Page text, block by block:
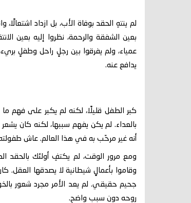
لم ينتهِ الحقد بوفاة الأب، بل ازداد
بعين الشفقة والرحمة، نظروا إليه بعين
عمياء، ولم يفرقوا بين رجلٍ راحل وطفلٍ
يدافع عنه.
كبر الطفل قليلًا، لكنه لم يكبر على فهم
بالعداء. لم يكن يفهم سببها، لكنه كان
أنه غير مرحّب به في هذا العالم. عاش
ومع مرور الوقت، لم يكتفِ أولئك بالحقد
وقاموا بأعمالٍ شيطانية لا يصدقها العقل.
جحيم حقيقي. لم يعد الأمر مجرد شعور
روحه دون سبب واضح.